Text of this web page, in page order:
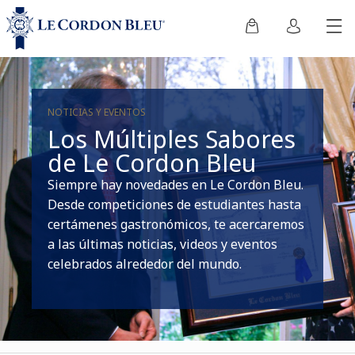
NOTICIAS Y EVENTOS
Los Múltiples Sabores
de Le Cordon Bleu
Siempre hay novedades en Le Cordon Bleu.
Desde competiciones de estudiantes hasta
certámenes gastronómicos, te acercaremos
a las últimas noticias, videos y eventos
celebrados alrededor del mundo.